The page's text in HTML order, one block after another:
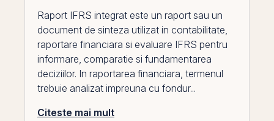
Raport IFRS integrat este un raport sau un
document de sinteza utilizat in contabilitate,
raportare financiara si evaluare IFRS pentru
informare, comparatie si fundamentarea
deciziilor. In raportarea financiara, termenul
trebuie analizat impreuna cu fondur...
Citeste mai mult